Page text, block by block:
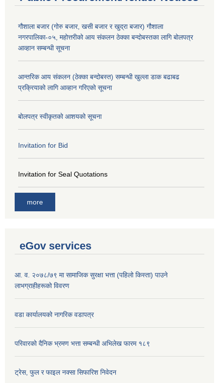
गौशाला बजार (गोरु बजार, खसी बजार र खुद्रा बजार) गौशाला
नगरपालिका-०५, महोत्तरीको आय संकलन ठेक्का बन्दोबस्तका लागि बोलपत्र
आव्हान सम्बन्धी सूचना
आन्तरिक आय संकलन (ठेक्का बन्दोबस्त) सम्बन्धी खुल्ला डाक बढाबढ
प्रक्रियाको लागि आव्हान गरिएको सूचना
बोलपत्र स्वीकृतको आशयको सूचना
Invitation for Bid
Invitation for Seal Quotations
more
eGov services
आ. व. २०७८/७९ मा सामाजिक सुरक्षा भत्ता (पहिलो किस्ता) पाउने
लाभग्राहीहरूको विवरण
वडा कार्यालयको नागरिक वडापत्र
परिवारको दैनिक भ्रमण भत्ता सम्बन्धी अभिलेख फारम १८९
ट्रेस, फुल र फाइल नक्सा सिफारिश निवेदन